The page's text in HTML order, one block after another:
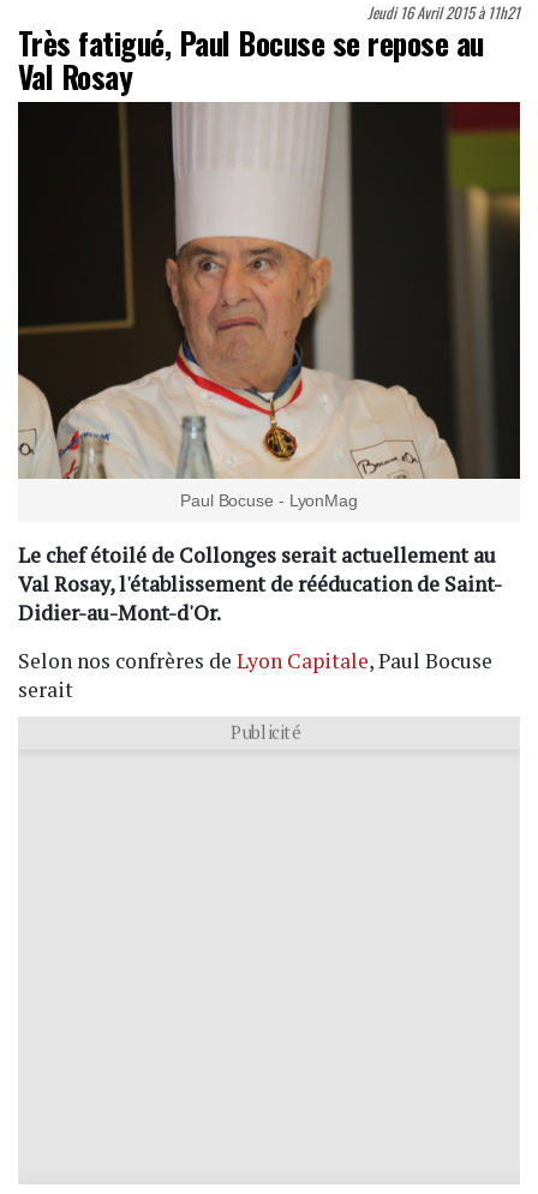
Jeudi 16 Avril 2015 à 11h21
Très fatigué, Paul Bocuse se repose au
Val Rosay
Paul Bocuse - LyonMag
Le chef étoilé de Collonges serait actuellement au
Val Rosay, l'établissement de rééducation de Saint-
Didier-au-Mont-d'Or.
Selon nos confrères de Lyon Capitale, Paul Bocuse
serait
Publicité